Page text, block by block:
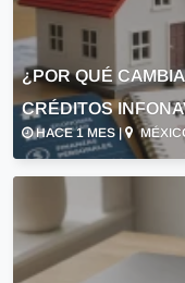
¿POR QUÉ
CRÉDITOS
HACE 1 MES |